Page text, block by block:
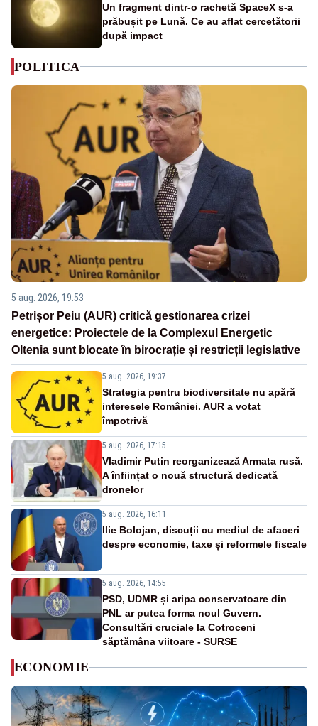
Un fragment dintr-o rachetă SpaceX s-a
prăbușit pe Lună. Ce au aflat cercetătorii
după impact
POLITICA
5 aug. 2026, 19:53
Petrișor Peiu (AUR) critică gestionarea crizei
energetice: Proiectele de la Complexul Energetic
Oltenia sunt blocate în birocrație și restricții legislative
5 aug. 2026, 19:37
Strategia pentru biodiversitate nu apără
interesele României. AUR a votat
împotrivă
5 aug. 2026, 17:15
Vladimir Putin reorganizează Armata rusă.
A înființat o nouă structură dedicată
dronelor
5 aug. 2026, 16:11
Ilie Bolojan, discuții cu mediul de afaceri
despre economie, taxe și reformele fiscale
5 aug. 2026, 14:55
PSD, UDMR și aripa conservatoare din
PNL ar putea forma noul Guvern.
Consultări cruciale la Cotroceni
săptămâna viitoare - SURSE
ECONOMIE